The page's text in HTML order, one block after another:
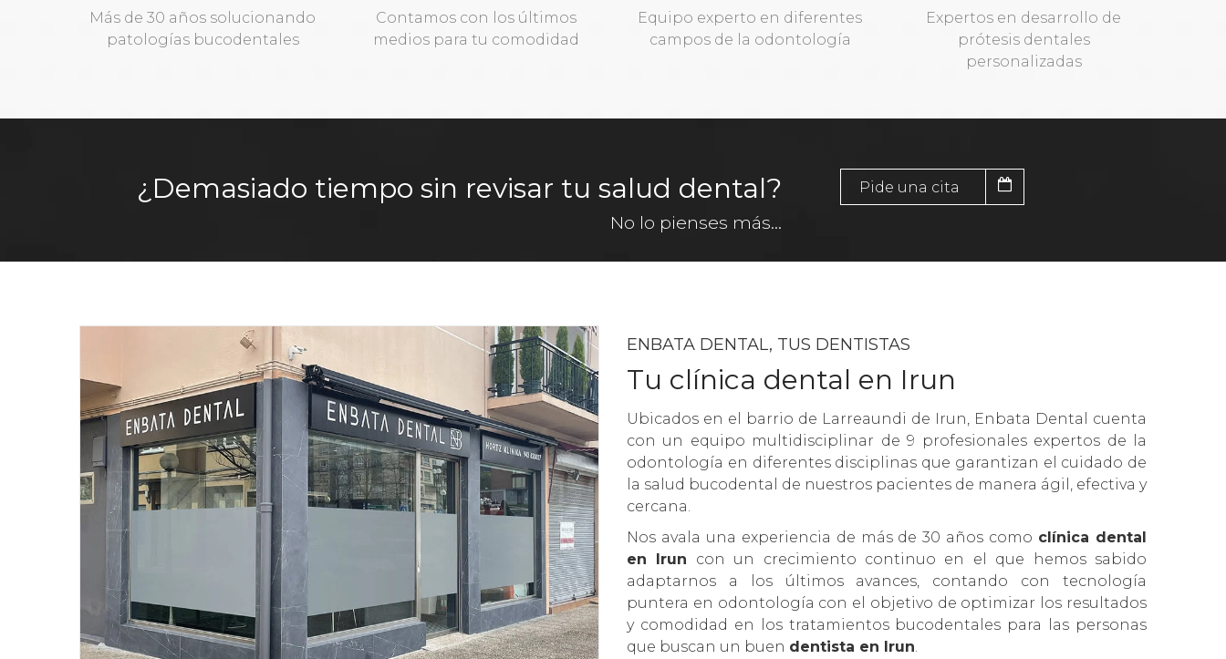
Más de 30 años solucionando
patologías bucodentales
Contamos con los últimos
medios para tu comodidad
Equipo experto en diferentes
campos de la odontología
Expertos en desarrollo de
prótesis dentales
personalizadas
¿Demasiado tiempo sin revisar tu salud dental?
No lo pienses más...
Pide una cita
ENBATA DENTAL, TUS DENTISTAS
Tu clínica dental en Irun
Ubicados en el barrio de Larreaundi de Irun, Enbata Dental cuenta
con un equipo multidisciplinar de 9 profesionales expertos de la
odontología en diferentes disciplinas que garantizan el cuidado de
la salud bucodental de nuestros pacientes de manera ágil, efectiva y
cercana.
Nos avala una experiencia de más de 30 años como clínica dental
en Irun con un crecimiento continuo en el que hemos sabido
adaptarnos a los últimos avances, contando con tecnología
puntera en odontología con el objetivo de optimizar los resultados
y comodidad en los tratamientos bucodentales para las personas
que buscan un buen dentista en Irun.